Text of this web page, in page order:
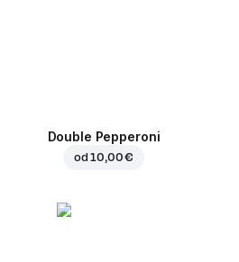
Double Pepperoni
od10,00 €